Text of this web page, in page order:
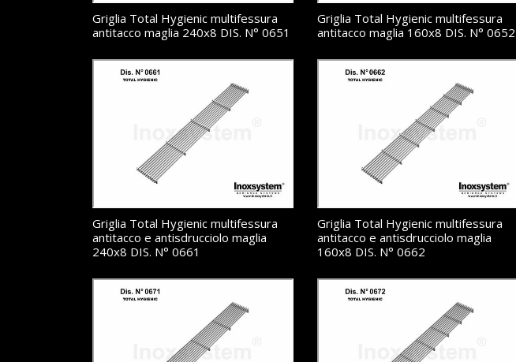
Griglia Total Hygienic multifessura
antitacco maglia 240x8 DIS. N° 0651
Griglia Total Hygienic multifessura
antitacco maglia 160x8 DIS. N° 0652
Griglia Total Hygienic multifessura
antitacco e antisdrucciolo maglia
240x8 DIS. N° 0661
Griglia Total Hygienic multifessura
antitacco e antisdrucciolo maglia
160x8 DIS. N° 0662